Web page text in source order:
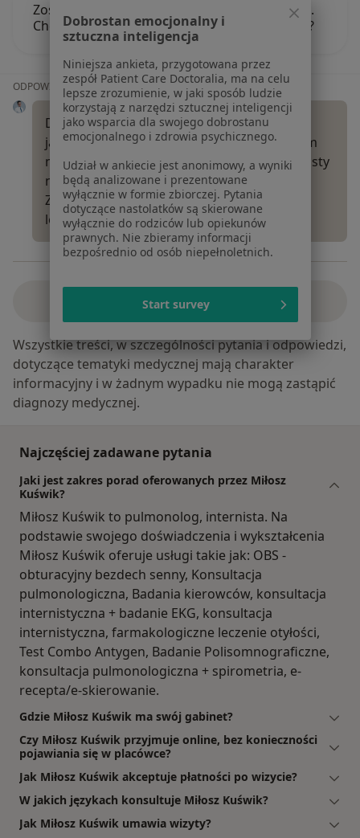
Zostałem skierowany na wizytę do alergologa.
Chcę pulmonologa. Czy będą jakieś problemy?
ODPOWIEDŹ LEKARZA:
Dzień dobry,
jakie są objawy chorobowe, jaki jest problem
medyczy? Od tego zależy do jakiego specjalisty
należy się udać.
Z poważaniem
lek. Miłosz Kuświk
Zobacz wszystkie odpowiedzi
Wszystkie treści, w szczególności pytania i odpowiedzi,
dotyczące tematyki medycznej mają charakter
informacyjny i w żadnym wypadku nie mogą zastąpić
diagnozy medycznej.
Najczęściej zadawane pytania
Jaki jest zakres porad oferowanych przez Miłosz
Kuświk?
Miłosz Kuświk to pulmonolog, internista. Na
podstawie swojego doświadczenia i wykształcenia
Miłosz Kuświk oferuje usługi takie jak: OBS -
obturacyjny bezdech senny, Konsultacja
pulmonologiczna, Badania kierowców, konsultacja
internistyczna + badanie EKG, konsultacja
internistyczna, farmakologiczne leczenie otyłości,
Test Combo Antygen, Badanie Polisomnograficzne,
konsultacja pulmonologiczna + spirometria, e-
recepta/e-skierowanie.
Gdzie Miłosz Kuświk ma swój gabinet?
Czy Miłosz Kuświk przyjmuje online, bez konieczności
pojawiania się w placówce?
Jak Miłosz Kuświk akceptuje płatności po wizycie?
W jakich językach konsultuje Miłosz Kuświk?
Jak Miłosz Kuświk umawia wizyty?
Dobrostan emocjonalny i
sztuczna inteligencja
Niniejsza ankieta, przygotowana przez
zespół Patient Care Doctoralia, ma na celu
lepsze zrozumienie, w jaki sposób ludzie
korzystają z narzędzi sztucznej inteligencji
jako wsparcia dla swojego dobrostanu
emocjonalnego i zdrowia psychicznego.
Udział w ankiecie jest anonimowy, a wyniki
będą analizowane i prezentowane
wyłącznie w formie zbiorczej. Pytania
dotyczące nastolatków są skierowane
wyłącznie do rodziców lub opiekunów
prawnych. Nie zbieramy informacji
bezpośrednio od osób niepełnoletnich.
Start survey